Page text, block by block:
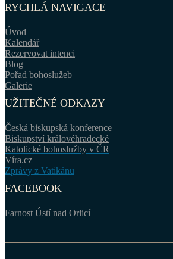
RYCHLÁ NAVIGACE
Úvod
Kalendář
Rezervovat intenci
Blog
Pořad bohoslužeb
Galerie
UŽITEČNÉ ODKAZY
Česká biskupská konference
Biskupství královéhradecké
Katolické bohoslužby v ČR
Víra.cz
Zprávy z Vatikánu
FACEBOOK
Farnost Ústí nad Orlicí